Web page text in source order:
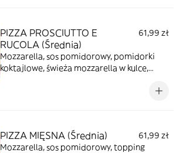
PIZZA PROSCIUTTO E
RUCOLA (Średnia)
61,99 zł
Mozzarella, sos pomidorowy, pomidorki
koktajlowe, świeża mozzarella w kulce,
PIZZA MIĘSNA (Średnia)
61,99 zł
Mozzarella, sos pomidorowy, topping